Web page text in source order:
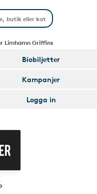
Limhamn Griffins
Biobiljetter
Kampanjer
Logga in